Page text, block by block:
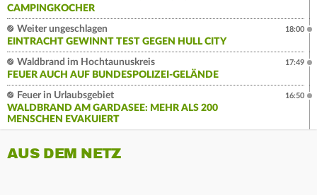
CAMPINGKOCHER
Weiter ungeschlagen
EINTRACHT GEWINNT TEST GEGEN HULL CITY
18:00
Waldbrand im Hochtaunuskreis
FEUER AUCH AUF BUNDESPOLIZEI-GELÄNDE
17:49
Feuer in Urlaubsgebiet
WALDBRAND AM GARDASEE: MEHR ALS 200
MENSCHEN EVAKUIERT
16:50
AUS DEM NETZ